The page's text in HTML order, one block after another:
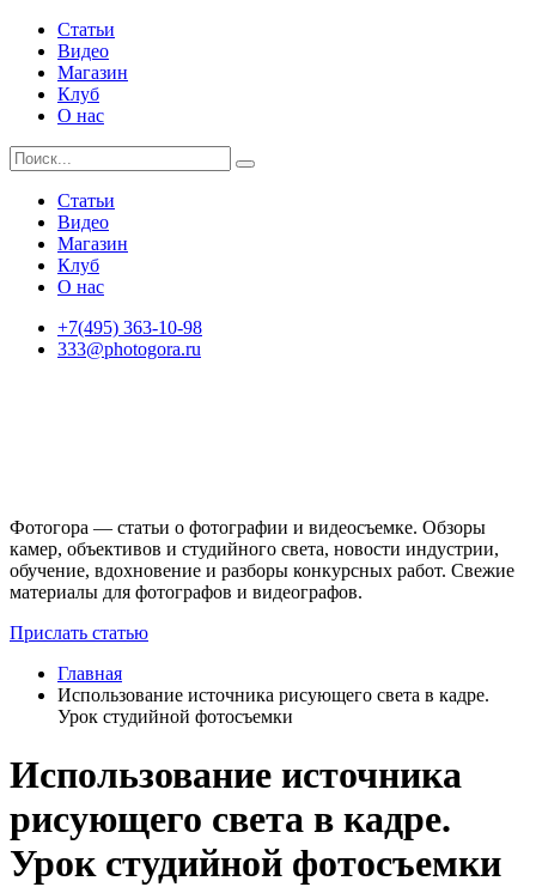
Статьи
Видео
Магазин
Клуб
О нас
Статьи
Видео
Магазин
Клуб
О нас
+7(495) 363-10-98
333@photogora.ru
Фотогора — статьи о фотографии и видеосъемке. Обзоры
камер, объективов и студийного света, новости индустрии,
обучение, вдохновение и разборы конкурсных работ. Свежие
материалы для фотографов и видеографов.
Прислать статью
Главная
Использование источника рисующего света в кадре.
Урок студийной фотосъемки
Использование источника
рисующего света в кадре.
Урок студийной фотосъемки